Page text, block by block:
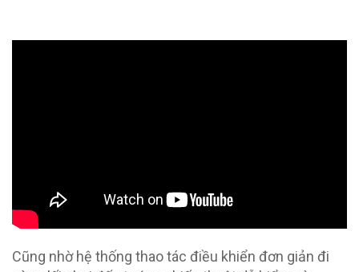
Cũng nhờ hệ thống thao tác điều khiển đơn giản đi